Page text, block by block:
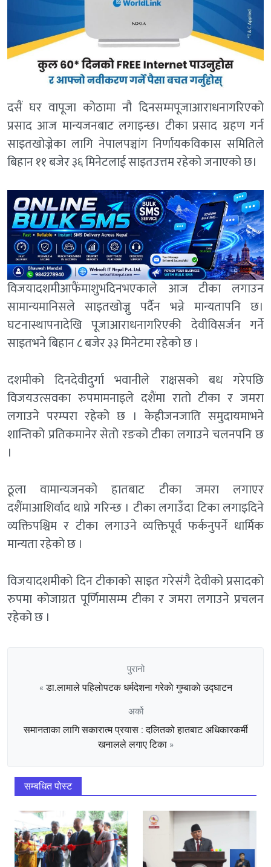
दसैं घर वापूजा कोठामा नौ दिनसम्मपूजाआराधनागरिएको
प्रसाद आज मान्यजनबाट लगाइन्छ। टीका प्रसाद ग्रहण गर्न
साइतखोज्नेका लागि नेपालपञ्चांग निर्णायकविकास समितिले
बिहान ११ बजेर ३६ मिनेटलाई साइतउत्तम रहेको जनाएको छ।
विजयादशमीआफैंमाशुभदिनभएकाले आज टीका लगाउन
सामान्यमानिसले साइतखोज्नु पर्दैन भन्ने मान्यतापनि छ।
घटनास्थापनादेखि पूजाआराधनागरिएकी देवीविसर्जन गर्ने
साइतभने बिहान ८ बजेर ३३ मिनेटमा रहेको छ ।
दशमीको दिनदेवीदुर्गा भवानीले राक्षसको बध गरेपछि
विजयउत्सवका रुपमामनाइले दशैंमा रातो टीका र जमरा
लगाउने परम्परा रहेको छ । केहीजनजाति समुदायमाभने
शान्तिको प्रतिकमानेर सेतो रङको टीका लगाउने चलनपनि छ
।
ठूला वामान्यजनको हातबाट टीका जमरा लगाएर
दशैंमाआशिर्वाद थाप्ने गरिन्छ । टीका लगाउँदा टिका लगाइदिने
व्यक्तिपश्चिम र टीका लगाउने व्यक्तिपूर्व फर्कनुपर्ने धार्मिक
मान्यता रहेको छ ।
विजयादशमीको दिन टीकाको साइत गरेसंगै देवीको प्रसादको
रुपमा कोजाग्रत पूर्णिमासम्म टीका र जमरा लगाउने प्रचलन
रहेको छ ।
पुरानो
«डा.लामाले पहिलाेपटक धर्मदेशना गरेकाे गुम्बाकाे उद्घाटन
अर्को
समानताका लागि सकारात्म प्रयास : दलितको हातबाट अधिकारकर्मी
खनालले लगाए टिका»
सम्बधित पोस्ट